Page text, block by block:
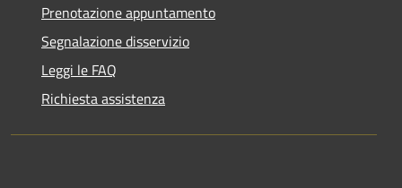
Prenotazione appuntamento
Segnalazione disservizio
Leggi le FAQ
Richiesta assistenza